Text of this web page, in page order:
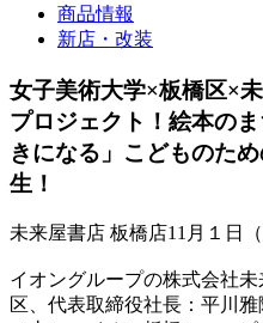
商品情報
新店・改装
女子美術大学×板橋区×
プロジェクト！絵本の
きになる」こどものた
生！
未来屋書店 板橋店11月１日
イオングループの株式会社
区、代表取締役社長：平川雅